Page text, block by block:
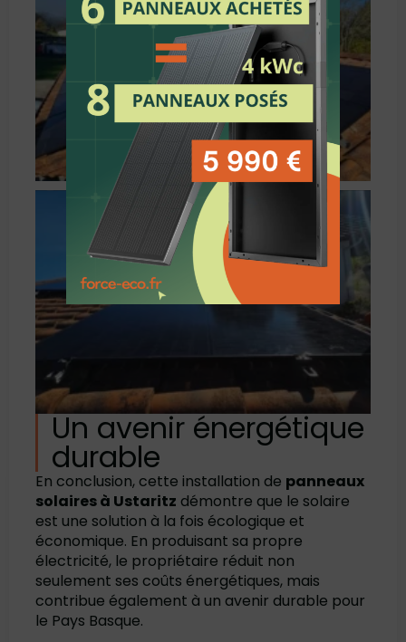
Un avenir énergétique
durable
En conclusion, cette installation de panneaux
solaires à Ustaritz démontre que le solaire
est une solution à la fois écologique et
économique. En produisant sa propre
électricité, le propriétaire réduit non
seulement ses coûts énergétiques, mais
contribue également à un avenir durable pour
le Pays Basque.